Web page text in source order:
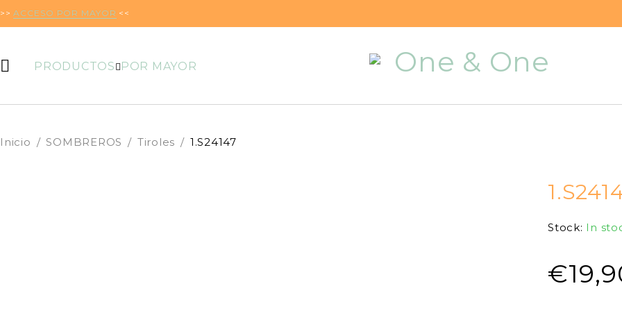
>>ACCESO POR MAYOR <<
PRODUCTOS POR MAYOR
Inicio / SOMBREROS / Tiroles / 1.S24147
Stock: In
€